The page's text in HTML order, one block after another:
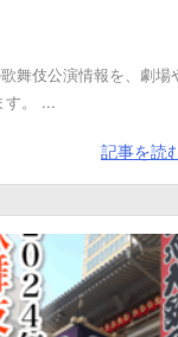
舞伎公演情報を、劇場
す。 ...
記事を読